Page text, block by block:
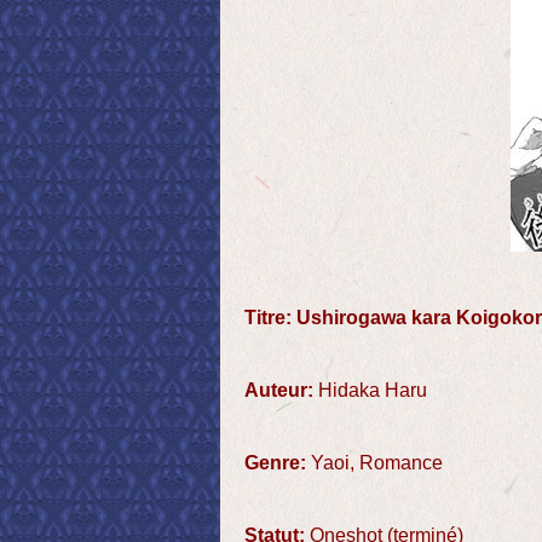
Titre: Ushirogawa kara
Auteur: Hidaka Haru
Genre: Yaoi, Romance
Statut: Oneshot (terminé)